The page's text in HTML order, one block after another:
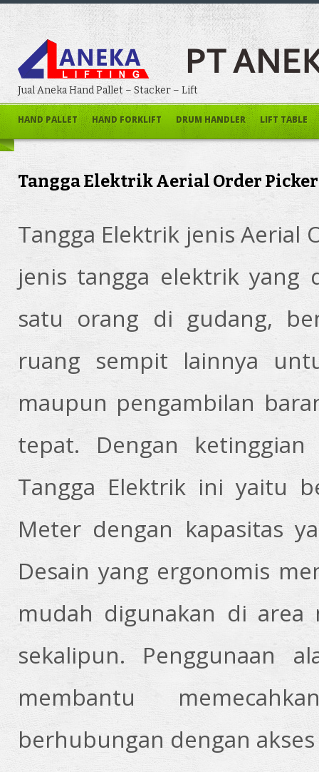
Jual Aneka Hand Pallet – Stacker – Lift
HAND PALLET HAND FORKLIFT DRUM HANDLER LIFT TABLE
Tangga Elektrik Aerial Order Picker
Tangga Elektrik jenis Aerial
jenis tangga elektrik yang
satu orang di gudang,
ruang sempit lainnya
maupun pengambilan
tepat. Dengan
Tangga Elektrik ini yaitu
Meter dengan kapasitas
Desain yang ergonomis
mudah digunakan di area
sekalipun. Penggunaan
membantu
berhubungan dengan